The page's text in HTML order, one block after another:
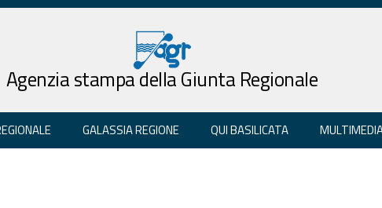
Agenzia stampa della Giunta Regionale
GALASSIA REGIONE QUI BASILICATA